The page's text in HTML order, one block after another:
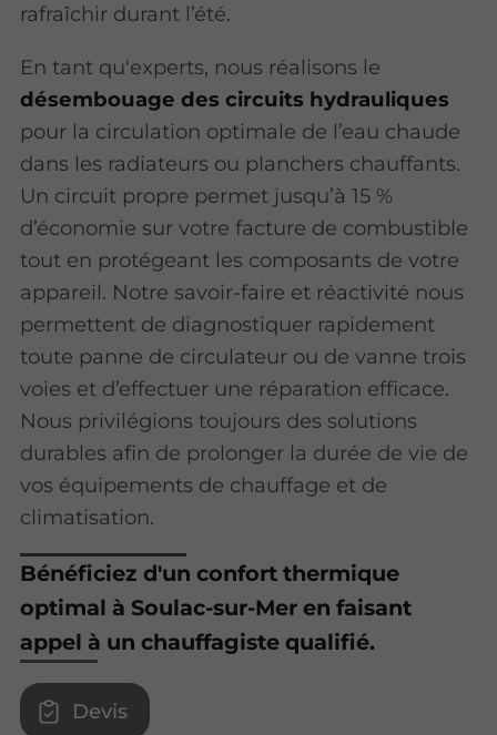
rafraîchir durant l’été.
En tant qu'experts, nous réalisons le
désembouage des circuits hydrauliques
pour la circulation optimale de l’eau chaude
dans les radiateurs ou planchers chauffants.
Un circuit propre permet jusqu’à 15 %
d’économie sur votre facture de combustible
tout en protégeant les composants de votre
appareil. Notre savoir-faire et réactivité nous
permettent de diagnostiquer rapidement
toute panne de circulateur ou de vanne trois
voies et d’effectuer une réparation efficace.
Nous privilégions toujours des solutions
durables afin de prolonger la durée de vie de
vos équipements de chauffage et de
climatisation.
Bénéficiez d'un confort thermique
optimal à Soulac-sur-Mer en faisant
appel à un chauffagiste qualifié.
Devis